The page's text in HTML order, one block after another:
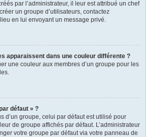
par l’administrateur, il leur est attribué un chef
un groupe d’utilisateurs, contactez
en lui envoyant un message privé.
apparaissent dans une couleur différente ?
une couleur aux membres d’un groupe pour les
défaut » ?
d’un groupe, celui par défaut est utilisé pour
de groupe affichés par défaut. L’administrateur
votre groupe par défaut via votre panneau de